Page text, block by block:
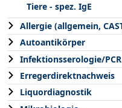
Tiere - spez. IgE
Allergie (allgemein,
Autoantikörper
Infektionsserologie/PCR
Erregerdirektnachweis
Liquordiagnostik